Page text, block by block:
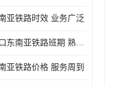
亚铁路时效 业务广泛
合肥出口东南亚铁路班期 熟悉条款
亚铁路价格 服务周到